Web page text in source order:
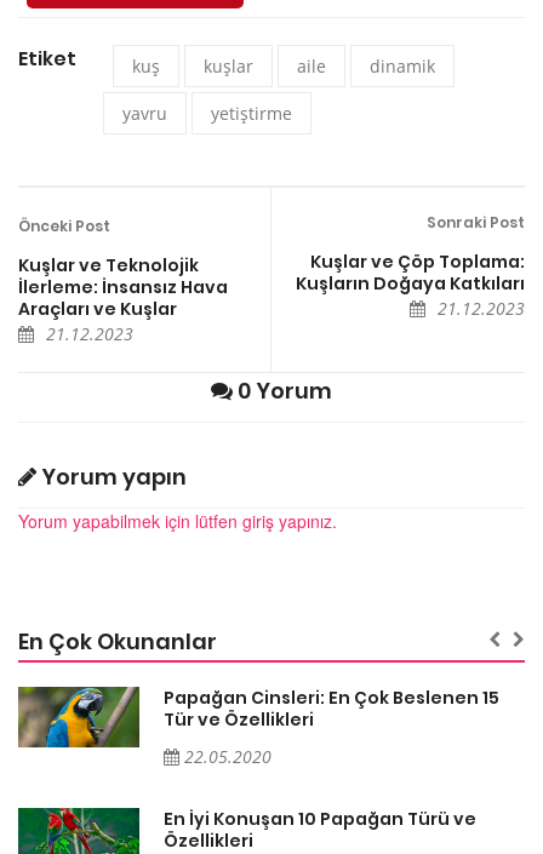
Etiket kuş kuşlar aile dinamik
yavru yetiştirme
Önceki Post
Kuşlar ve Teknolojik
İlerleme: İnsansız Hava
Araçları ve Kuşlar
21.12.2023
Sonraki Post
Kuşlar ve Çöp Toplama:
Kuşların Doğaya Katkıları
21.12.2023
0 Yorum
Yorum yapın
Yorum yapabilmek için lütfen giriş yapınız.
En Çok Okunanlar
Papağan Cinsleri: En Çok Beslenen 15
Tür ve Özellikleri
22.05.2020
En İyi Konuşan 10 Papağan Türü ve
Özellikleri